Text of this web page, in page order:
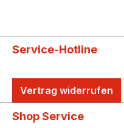
Service-Hotline
Vertrag widerrufen
Shop Service